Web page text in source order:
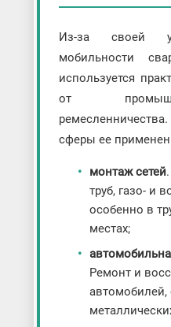
Из-за своей
мобильности
используется
от
сферы ее
монтаж сетей
труб, газо- и
особенно в
местах;
Ремонт и
автомобилей,